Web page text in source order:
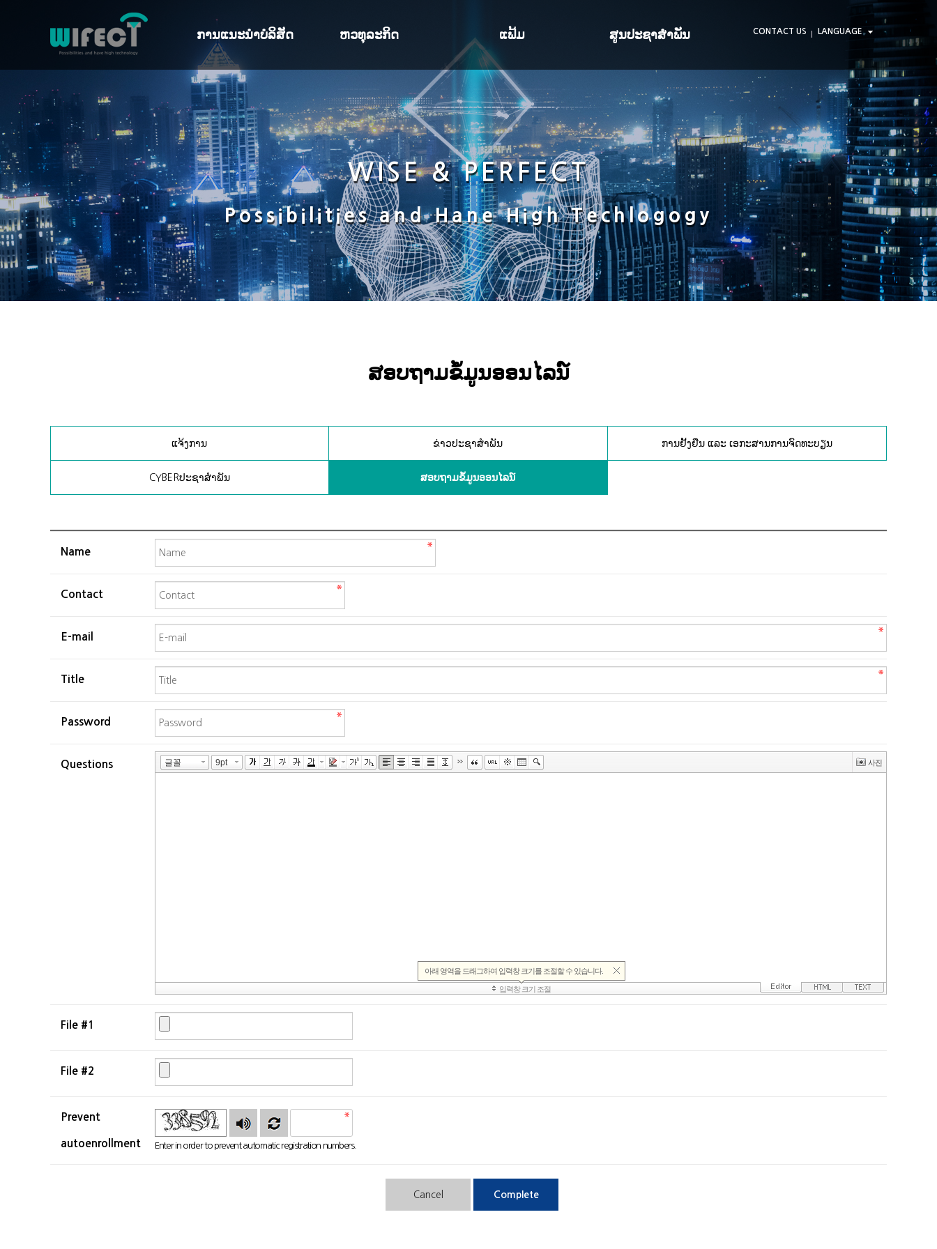
ການແນະນຳບໍລິສັດ
ຄໍາທັກທາຍຈາກປະທານບໍລິສັດ
ປະຫວັດ
ພາລະກິດ · ວິໄສທັດ
ອຸດສາຫະກໍາບໍລິສັດ
ອົງການຈັດຕັ້ງ
ສະຖານທີ່
ຫວທຸລະກິດ
ການແກ້ໄຂ LED Display
ລະບົບກ້ອງວົງຈອນປິດ
ລະບົບທີ່ຢູ່ສາທາລະນະ
ລະບົບຄວບຄຸມການຈອດລົດ
ລະບົບການຄວບຄຸມການເຂົ້າ-ອອກ
ແນະນໍາລະບົບເຕັກນິກ
ແຟ້ມ
ແຟ້ມ
ສູນປະຊາສໍາພັນ
ແຈ້ງການ
ຂ່າວປະຊາສໍາພັນ
ການຢັ້ງຢືນ ແລະ ເອກະສານການ
ຈົດທະບຽນ
CYBERປະຊາສໍາພັນ
ສອບຖາມຂໍ້ມູນອອນໄລນ໌
CONTACT US LANGUAGE
WISE & PERFECT
Possibilities and Hane High Techlogogy
ສອບຖາມຂໍ້ມູນອອນໄລນ໌
ແຈ້ງການ ຂ່າວປະຊາສໍາພັນ ການຢັ້ງຢືນ ແລະ ເອກະສານການຈົດທະບຽນ
CYBERປະຊາສໍາພັນ ສອບຖາມຂໍ້ມູນອອນໄລນ໌
Name
Contact
E-mail
Title
Password
Questions
File #1
File #2
Prevent
autoenrollment Enter in order to prevent automatic registration numbers.
Cancel